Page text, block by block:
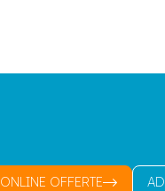
ONLINE OFFERTE